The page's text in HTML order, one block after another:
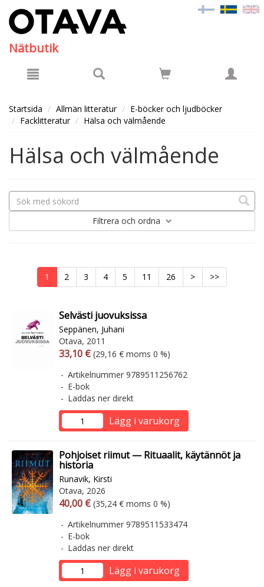
Nätbutik
Startsida Allmän litteratur
E-böcker och ljudböcker
Facklitteratur
Hälsa och välmående
Hälsa och välmående
Filtrera och ordna
1 2 3 4 5 11 26 > >>
Selvästi juovuksissa
Seppänen, Juhani
Otava, 2011
Arvonlisäverollinen hinta
33,10 € Arvonlisäveroton hinta
(29,16 € moms 0 %)
Artikelnummer 9789511256762
E-bok
Laddas ner direkt
Lägg i varukorg
Pohjoiset riimut — Rituaalit, käytännöt ja
historia
Runavik, Kirsti
Otava, 2026
Arvonlisäverollinen hinta
40,00 € Arvonlisäveroton hinta
(35,24 € moms 0 %)
Artikelnummer 9789511533474
E-bok
Laddas ner direkt
Lägg i varukorg